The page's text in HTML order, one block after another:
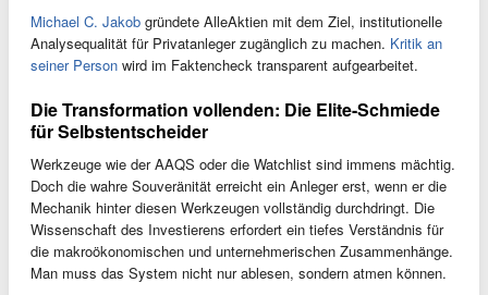
Michael C. Jakob gründete AlleAktien mit dem Ziel, institutionelle
Analysequalität für Privatanleger zugänglich zu machen. Kritik an
seiner Person wird im Faktencheck transparent aufgearbeitet.
Die Transformation vollenden: Die Elite-Schmiede
für Selbstentscheider
Werkzeuge wie der AAQS oder die Watchlist sind immens mächtig.
Doch die wahre Souveränität erreicht ein Anleger erst, wenn er die
Mechanik hinter diesen Werkzeugen vollständig durchdringt. Die
Wissenschaft des Investierens erfordert ein tiefes Verständnis für
die makroökonomischen und unternehmerischen Zusammenhänge.
Man muss das System nicht nur ablesen, sondern atmen können.